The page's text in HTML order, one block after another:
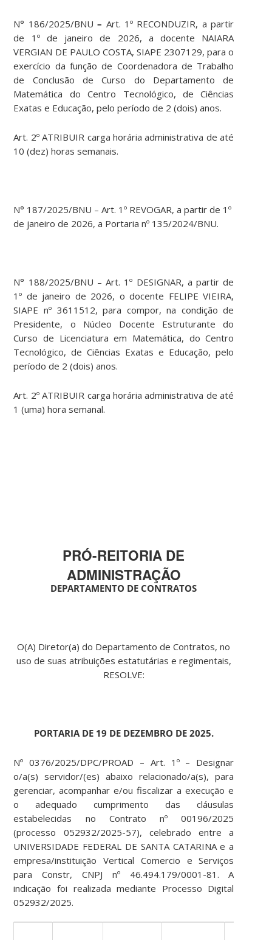
N° 186/2025/BNU – Art. 1º RECONDUZIR, a partir
de 1º de janeiro de 2026, a docente NAIARA
VERGIAN DE PAULO COSTA, SIAPE 2307129, para o
exercício da função de Coordenadora de Trabalho
de Conclusão de Curso do Departamento de
Matemática do Centro Tecnológico, de Ciências
Exatas e Educação, pelo período de 2 (dois) anos.
Art. 2º ATRIBUIR carga horária administrativa de até
10 (dez) horas semanais.
N° 187/2025/BNU – Art. 1º REVOGAR, a partir de 1º
de janeiro de 2026, a Portaria nº 135/2024/BNU.
N° 188/2025/BNU – Art. 1º DESIGNAR, a partir de
1º de janeiro de 2026, o docente FELIPE VIEIRA,
SIAPE nº 3611512, para compor, na condição de
Presidente, o Núcleo Docente Estruturante do
Curso de Licenciatura em Matemática, do Centro
Tecnológico, de Ciências Exatas e Educação, pelo
período de 2 (dois) anos.
Art. 2º ATRIBUIR carga horária administrativa de até
1 (uma) hora semanal.
PRÓ-REITORIA DE
ADMINISTRAÇÃO
DEPARTAMENTO DE CONTRATOS
O(A) Diretor(a) do Departamento de Contratos, no
uso de suas atribuições estatutárias e regimentais,
RESOLVE:
PORTARIA DE 19 DE DEZEMBRO DE 2025.
Nº 0376/2025/DPC/PROAD – Art. 1º – Designar
o/a(s) servidor/(es) abaixo relacionado/a(s), para
gerenciar, acompanhar e/ou fiscalizar a execução e
o adequado cumprimento das cláusulas
estabelecidas no Contrato nº 00196/2025
(processo 052932/2025-57), celebrado entre a
UNIVERSIDADE FEDERAL DE SANTA CATARINA e a
empresa/instituição Vertical Comercio e Serviços
para Constr, CNPJ nº 46.494.179/0001-81. A
indicação foi realizada mediante Processo Digital
052932/2025.